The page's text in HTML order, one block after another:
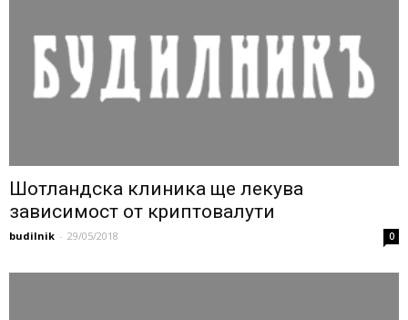
Шотландска клиника ще лекува
зависимост от криптовалути
budilnik - 29/05/2018 0